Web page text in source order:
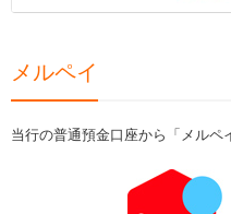
メルペイ
当行の普通預金口座から「メルペ